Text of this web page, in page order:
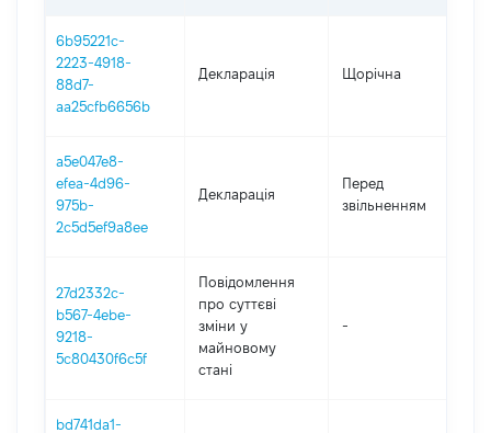
6b95221c-
2223-4918-
88d7-
aa25cfb6656b
Декларація Щорічна
a5e047e8-
efea-4d96-
975b-
2c5d5ef9a8ee
Декларація
Перед
звільненням
27d2332c-
b567-4ebe-
9218-
5c80430f6c5f
Повідомлення
про суттєві
зміни y
майновому
стані
-
bd741da1-